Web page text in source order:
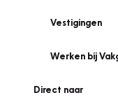
Vestigingen
Werken bij
Direct naar